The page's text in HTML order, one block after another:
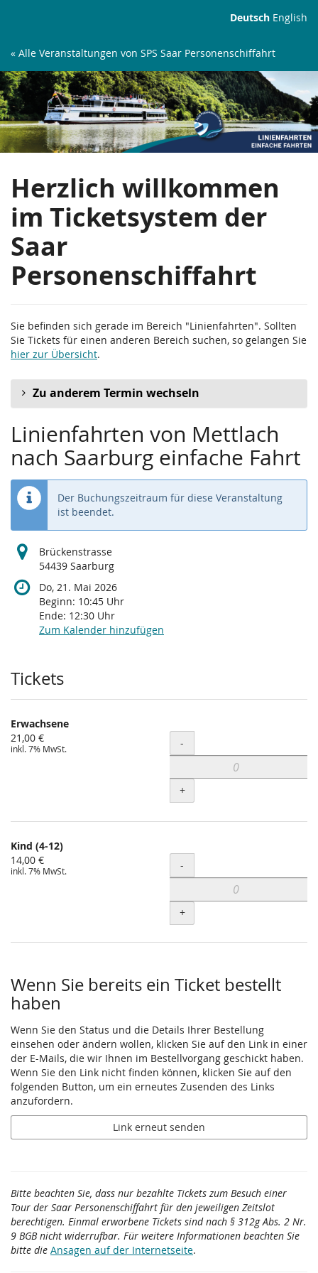
springen
Deutsch English
« Alle Veranstaltungen von SPS Saar Personenschiffahrt
Linienfahrten
Herzlich willkommen
im Ticketsystem der
Saar
Personenschiffahrt
Sie befinden sich gerade im Bereich "Linienfahrten". Sollten
Sie Tickets für einen anderen Bereich suchen, so gelangen Sie
hier zur Übersicht.
Zu anderem Termin wechseln
Linienfahrten von Mettlach
nach Saarburg einfache Fahrt
Der Buchungszeitraum für diese Veranstaltung
ist beendet.
Brückenstrasse
54439 Saarburg
Do, 21. Mai 2026
Beginn: 10:45 Uhr
Ende: 12:30 Uhr
Zum Kalender hinzufügen
Produkte
Tickets
Erwachsene
21,00 €
inkl. 7% MwSt. Menge
-
+
Kind (4-12)
14,00 €
inkl. 7% MwSt. Menge
-
+
Wenn Sie bereits ein Ticket bestellt
haben
Wenn Sie den Status und die Details Ihrer Bestellung
einsehen oder ändern wollen, klicken Sie auf den Link in einer
der E-Mails, die wir Ihnen im Bestellvorgang geschickt haben.
Wenn Sie den Link nicht finden können, klicken Sie auf den
folgenden Button, um ein erneutes Zusenden des Links
anzufordern.
Link erneut senden
Bitte beachten Sie, dass nur bezahlte Tickets zum Besuch einer
Tour der Saar Personenschiffahrt für den jeweiligen Zeitslot
berechtigen. Einmal erworbene Tickets sind nach § 312g Abs. 2 Nr.
9 BGB nicht widerrufbar. Für weitere Informationen beachten Sie
bitte die Ansagen auf der Internetseite.